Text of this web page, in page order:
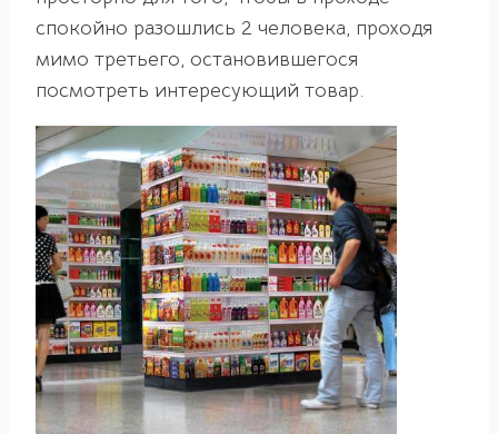
спокойно разошлись 2 человека, проходя
мимо третьего, остановившегося
посмотреть интересующий товар.